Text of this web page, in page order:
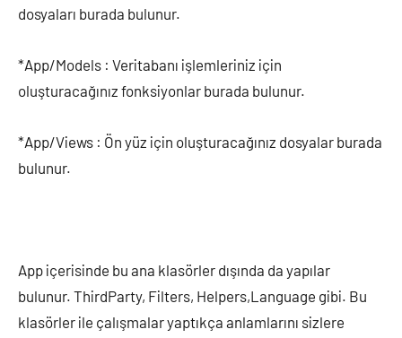
dosyaları burada bulunur.
*App/Models : Veritabanı işlemleriniz için
oluşturacağınız fonksiyonlar burada bulunur.
*App/Views : Ön yüz için oluşturacağınız dosyalar burada
bulunur.
App içerisinde bu ana klasörler dışında da yapılar
bulunur. ThirdParty, Filters, Helpers,Language gibi. Bu
klasörler ile çalışmalar yaptıkça anlamlarını sizlere